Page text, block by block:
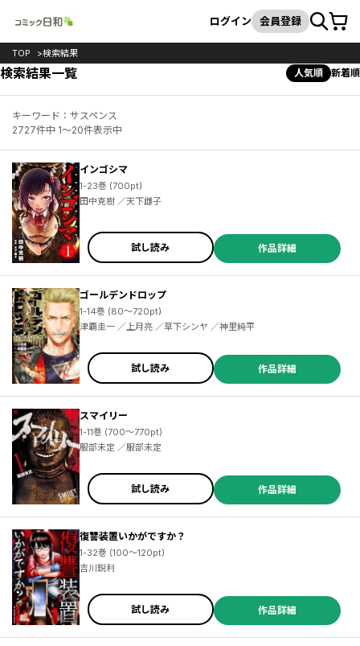
検索
ログイン 会員登録カート
TOP 検索結果
検索結果一覧 人気順 新着順
キーワード：サスペンス
2727件中 1～20件表示中
インゴシマ
1-23巻 (700pt)
田中克樹 ／天下雌子
試し読み 作品詳細
ゴールデンドロップ
1-14巻 (80～720pt)
津覇圭一 ／上月亮 ／草下シンヤ ／神里純平
試し読み 作品詳細
スマイリー
1-11巻 (700～770pt)
服部未定 ／服部未定
試し読み 作品詳細
復讐装置いかがですか？
1-32巻 (100～120pt)
吉川鋭利
試し読み 作品詳細